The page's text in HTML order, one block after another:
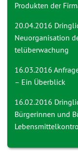
Produkten der
20.04.2016
Neuorganisation
telüberwachung
16.03.2016
– Ein Überblick
16.02.2016
Bürgerinnen und